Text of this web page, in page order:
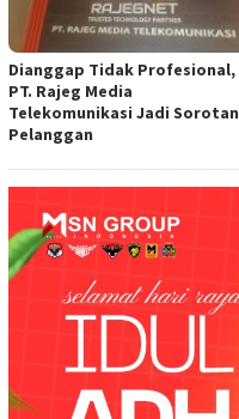
Dianggap Tidak Profesional,
PT. Rajeg Media
Telekomunikasi Jadi Sorotan
Pelanggan